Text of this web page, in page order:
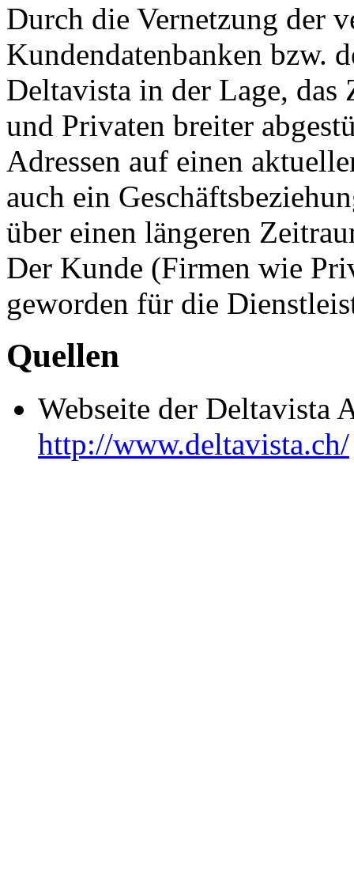
Durch die Vernetzung der
Kundendatenbanken bzw.
Deltavista in der Lage,
und Privaten breiter
Adressen auf einen
auch ein
über einen längeren
Der Kunde (Firmen wie
geworden für die
Quellen
Webseite der Deltavista
http://www.deltavista.ch/